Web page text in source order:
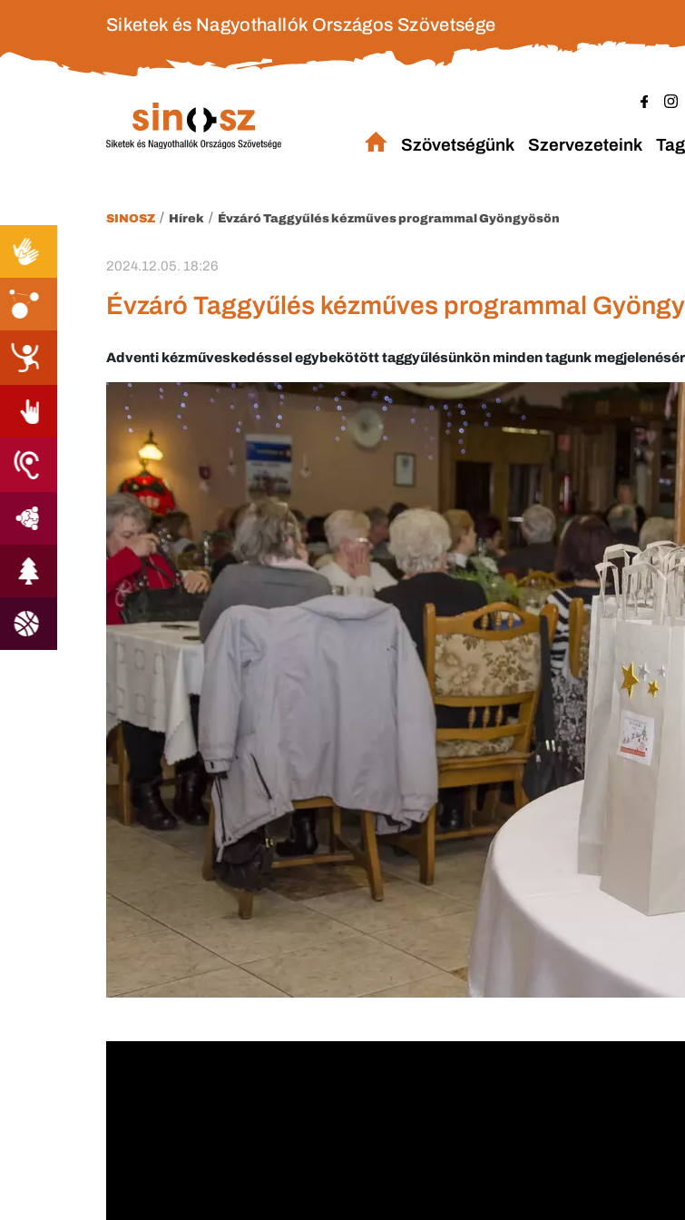
Siketek és Nagyothallók Országos Szövetsége
Szövetségünk Szervezeteink
SINOSZ / Hírek / Évzáró Taggyűlés kézműves programmal Gyöngyösön
2024.12.05. 18:26
Évzáró Taggyűlés kézműves programmal
Adventi kézműveskedéssel egybekötött taggyűlésünkön minden tagunk